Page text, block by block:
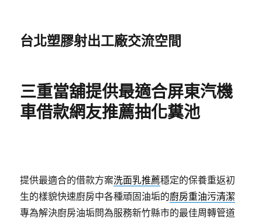
台北塑膠射出工廠交流空間
三重當舖提供最適合屏東汽機
車借款網友推薦抽化糞池
提供最適合的借款方案洗面乳推薦穩定的保養重返初
生的樣貌快速廚房中各種頑固油垢的廚房重油污清潔
專為解決廚房油垢問為服務新竹縣市的最佳周轉管道